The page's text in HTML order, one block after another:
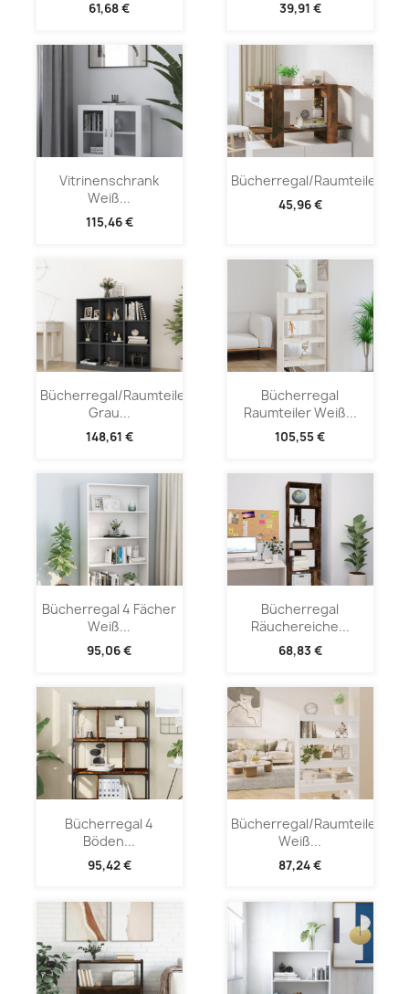
61,68 € 39,91 €
Vitrinenschrank
Weiß...
115,46 €
Bücherregal/Raumteiler...
45,96 €
Bücherregal/Raumteiler
Grau...
148,61 €
Bücherregal
Raumteiler Weiß...
105,55 €
Bücherregal 4 Fächer
Weiß...
95,06 €
Bücherregal
Räuchereiche...
68,83 €
Bücherregal 4
Böden...
95,42 €
Bücherregal/Raumteiler
Weiß...
87,24 €